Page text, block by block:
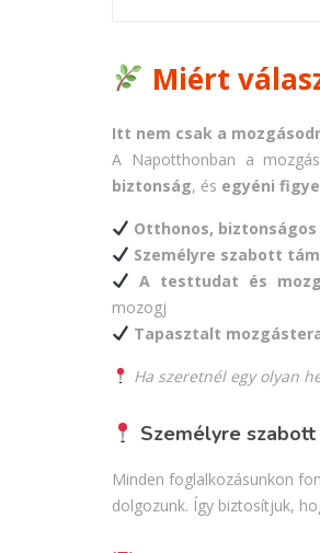
Miért
Itt nem csak a
A Napotthonban a
biztonság, és egyéni
Otthonos,
Személyre szabott
A testtudat és
mozogj
Tapasztalt
Ha szeretnél egy olyan
Személyre
Minden foglalkozásunkon
dolgozunk. Így biztosítjuk,